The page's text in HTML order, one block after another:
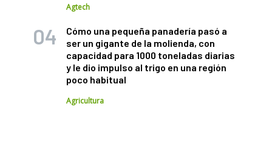
Agtech
Cómo una pequeña panadería pasó a
ser un gigante de la molienda, con
capacidad para 1000 toneladas diarias
y le dio impulso al trigo en una región
poco habitual
Agricultura